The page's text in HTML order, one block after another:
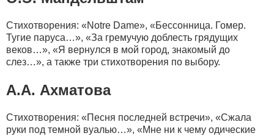
Стихотворения: «Notre Dame», «Бессонница. Гомер.
Тугие паруса…», «За гремучую доблесть грядущих
веков…», «Я вернулся в мой город, знакомый до
слез…», а также три стихотворения по выбору.
А.А. Ахматова
Стихотворения: «Песня последней встречи», «Сжала
руки под темной вуалью…», «Мне ни к чему одические